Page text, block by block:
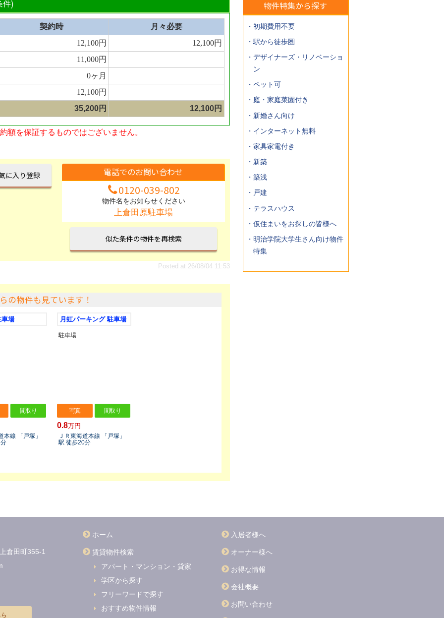
件)
契約時
月々必要
12,100円
12,100円
11,000円
0ヶ月
12,100円
35,200円
12,100円
額を保証するものではございません。
に入り登録 電話でのお問い合わせ
0120-039-802
物件名をお知らせください
上倉田原駐車場
似た条件の物件を再検索
Posted at 26/08/04 11:53
の物件も見ています！
車場
間取り
本線 「戸塚」
月虹パーキング 駐車場
駐車場
写真 間取り
0.8万円
ＪＲ東海道本線 「戸塚」
駅 徒歩20分
物件特集から探す
・初期費用不要
・駅から徒歩圏
・デザイナーズ・リノベーショ
ン
・ペット可
・庭・家庭菜園付き
・新婚さん向け
・インターネット無料
・家具家電付き
・新築
・築浅
・戸建
・テラスハウス
・仮住まいをお探しの皆様へ
・明治学院大学生さん向け物件
倉田町355-1
ホーム
賃貸物件検索
アパート・マンション・貸家
学区から探す
フリーワードで探す
おすすめ物件情報
入居者様へ
オーナー様へ
お得な情報
会社概要
お問い合わせ